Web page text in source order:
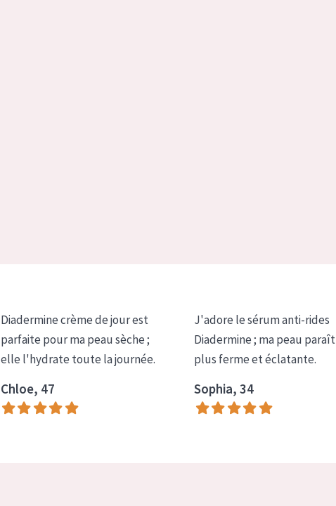
Diadermine crème de jour est
parfaite pour ma peau sèche ;
elle l'hydrate toute la journée.
Chloe, 47
J'adore le sérum anti-rides
Diadermine ; ma peau paraît
plus ferme et éclatante.
Sophia, 34